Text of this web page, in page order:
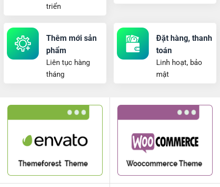
triển
Thêm mới sản
phẩm
Liên tục hàng
tháng
Đặt hàng, thanh
toán
Linh hoạt, bảo
mật